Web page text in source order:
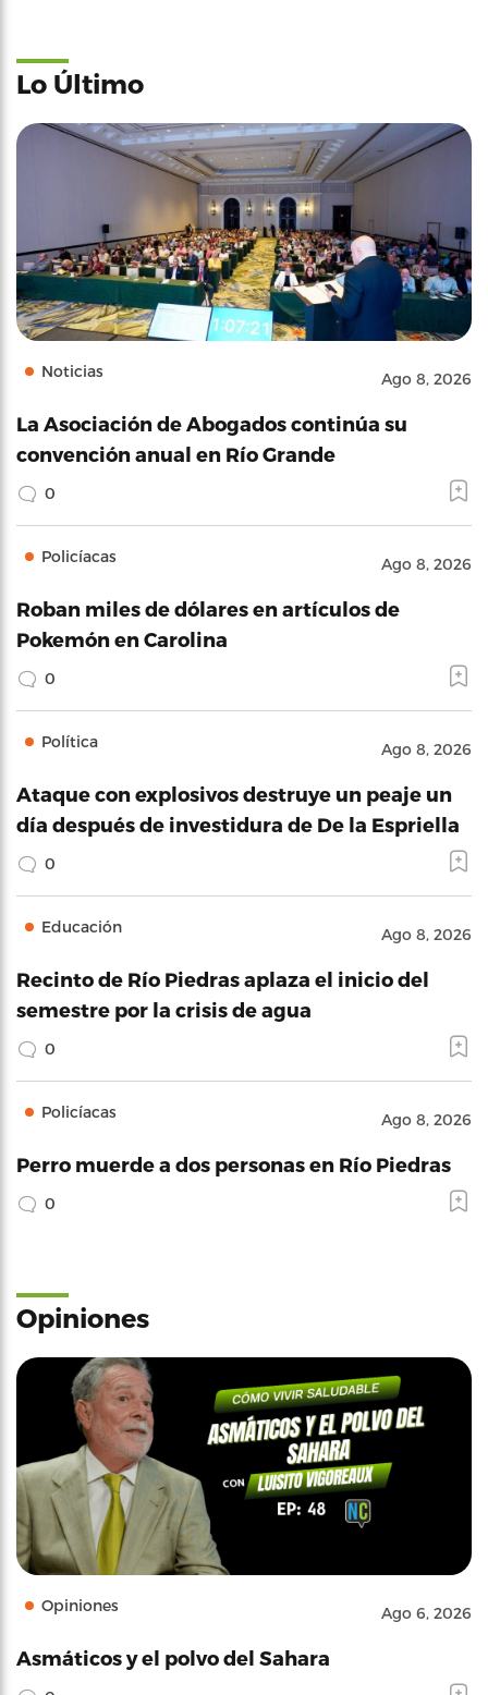
Lo Último
Noticias Ago 8, 2026
La Asociación de Abogados continúa su
convención anual en Río Grande
0
Policíacas Ago 8, 2026
Roban miles de dólares en artículos de
Pokemón en Carolina
0
Política Ago 8, 2026
Ataque con explosivos destruye un peaje un
día después de investidura de De la Espriella
0
Educación Ago 8, 2026
Recinto de Río Piedras aplaza el inicio del
semestre por la crisis de agua
0
Policíacas Ago 8, 2026
Perro muerde a dos personas en Río Piedras
0
Opiniones
Opiniones Ago 6, 2026
Asmáticos y el polvo del Sahara